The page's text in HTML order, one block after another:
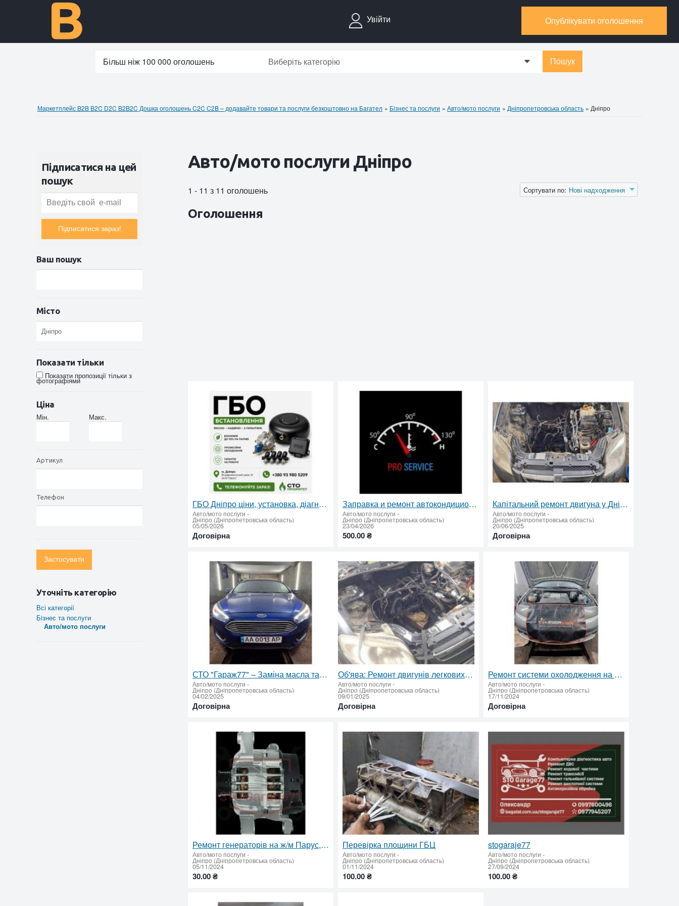
Увійти Опублікувати оголошення
Більш ніж 100 000 оголошень Виберіть категорію 0 Пошук
Маркетплейс B2B B2C D2C B2B2C Дошка оголошень C2C C2B – додавайте товари та послуги безкоштовно на Багател » Бiзнес та послуги » Авто/мото послуги » Дніпропетровська область » Дніпро
Підписатися на цей
пошук
Підписатися зараз!
Ваш пошук
Місто
Показати тільки
Показати пропозиції тільки з
фотографіями
Ціна
Мін.
Макс.
Артикул
Телефон
Застосувати
Уточніть категорію
Всі категорії
Бiзнес та послуги
Авто/мото послуги
Авто/мото послуги Дніпро
1 - 11 з 11 оголошень Сортувати по: Нові надходження
Оголошення
ГБО Дніпро ціни, установка, діагностика, налаштування
Авто/мото послуги -
Дніпро (Дніпропетровська область)
05/05/2026
Договірна
Заправка и ремонт автокoндиционеров в Днепре. Автосервис Pro Service
Авто/мото послуги -
Дніпро (Дніпропетровська область)
23/04/2026
500.00 ₴
Капітальний ремонт двигуна у Дніпрі (Парус, Новокодацький район)
Авто/мото послуги -
Дніпро (Дніпропетровська область)
20/06/2025
Договірна
СТО "Гараж77" – Заміна масла та діагностика на Парусі
Авто/мото послуги -
Дніпро (Дніпропетровська область)
04/02/2025
Договірна
Об'ява: Ремонт двигунів легкових автомобілів у СТО "Граж77"
Авто/мото послуги -
Дніпро (Дніпропетровська область)
09/01/2025
Договірна
Ремонт системи охолодження на Парусі – СТО "Гараж77"
Авто/мото послуги -
Дніпро (Дніпропетровська область)
17/11/2024
Договірна
Ремонт генераторів на ж/м Парус, СТО "Гараж77"
Авто/мото послуги -
Дніпро (Дніпропетровська область)
05/11/2024
30.00 ₴
Перевірка площини ГБЦ
Авто/мото послуги -
Дніпро (Дніпропетровська область)
01/11/2024
100.00 ₴
stogaraje77
Авто/мото послуги -
Дніпро (Дніпропетровська область)
27/09/2024
100.00 ₴